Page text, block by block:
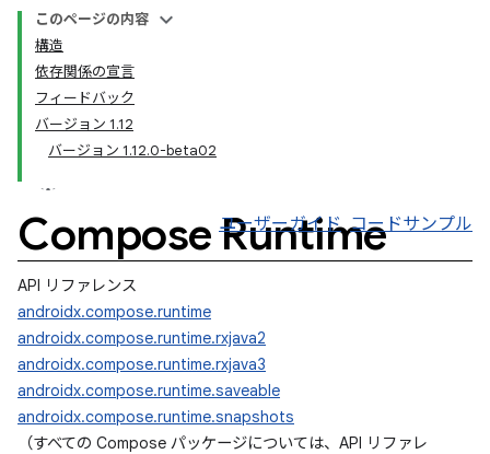
このページの内容
構造
依存関係の宣言
フィードバック
バージョン 1.12
バージョン 1.12.0-beta02
Compose Runtime
ユーザーガイド コードサンプル
API リファレンス
androidx.compose.runtime
androidx.compose.runtime.rxjava2
androidx.compose.runtime.rxjava3
androidx.compose.runtime.saveable
androidx.compose.runtime.snapshots
（すべての Compose パッケージについては、API リファレ